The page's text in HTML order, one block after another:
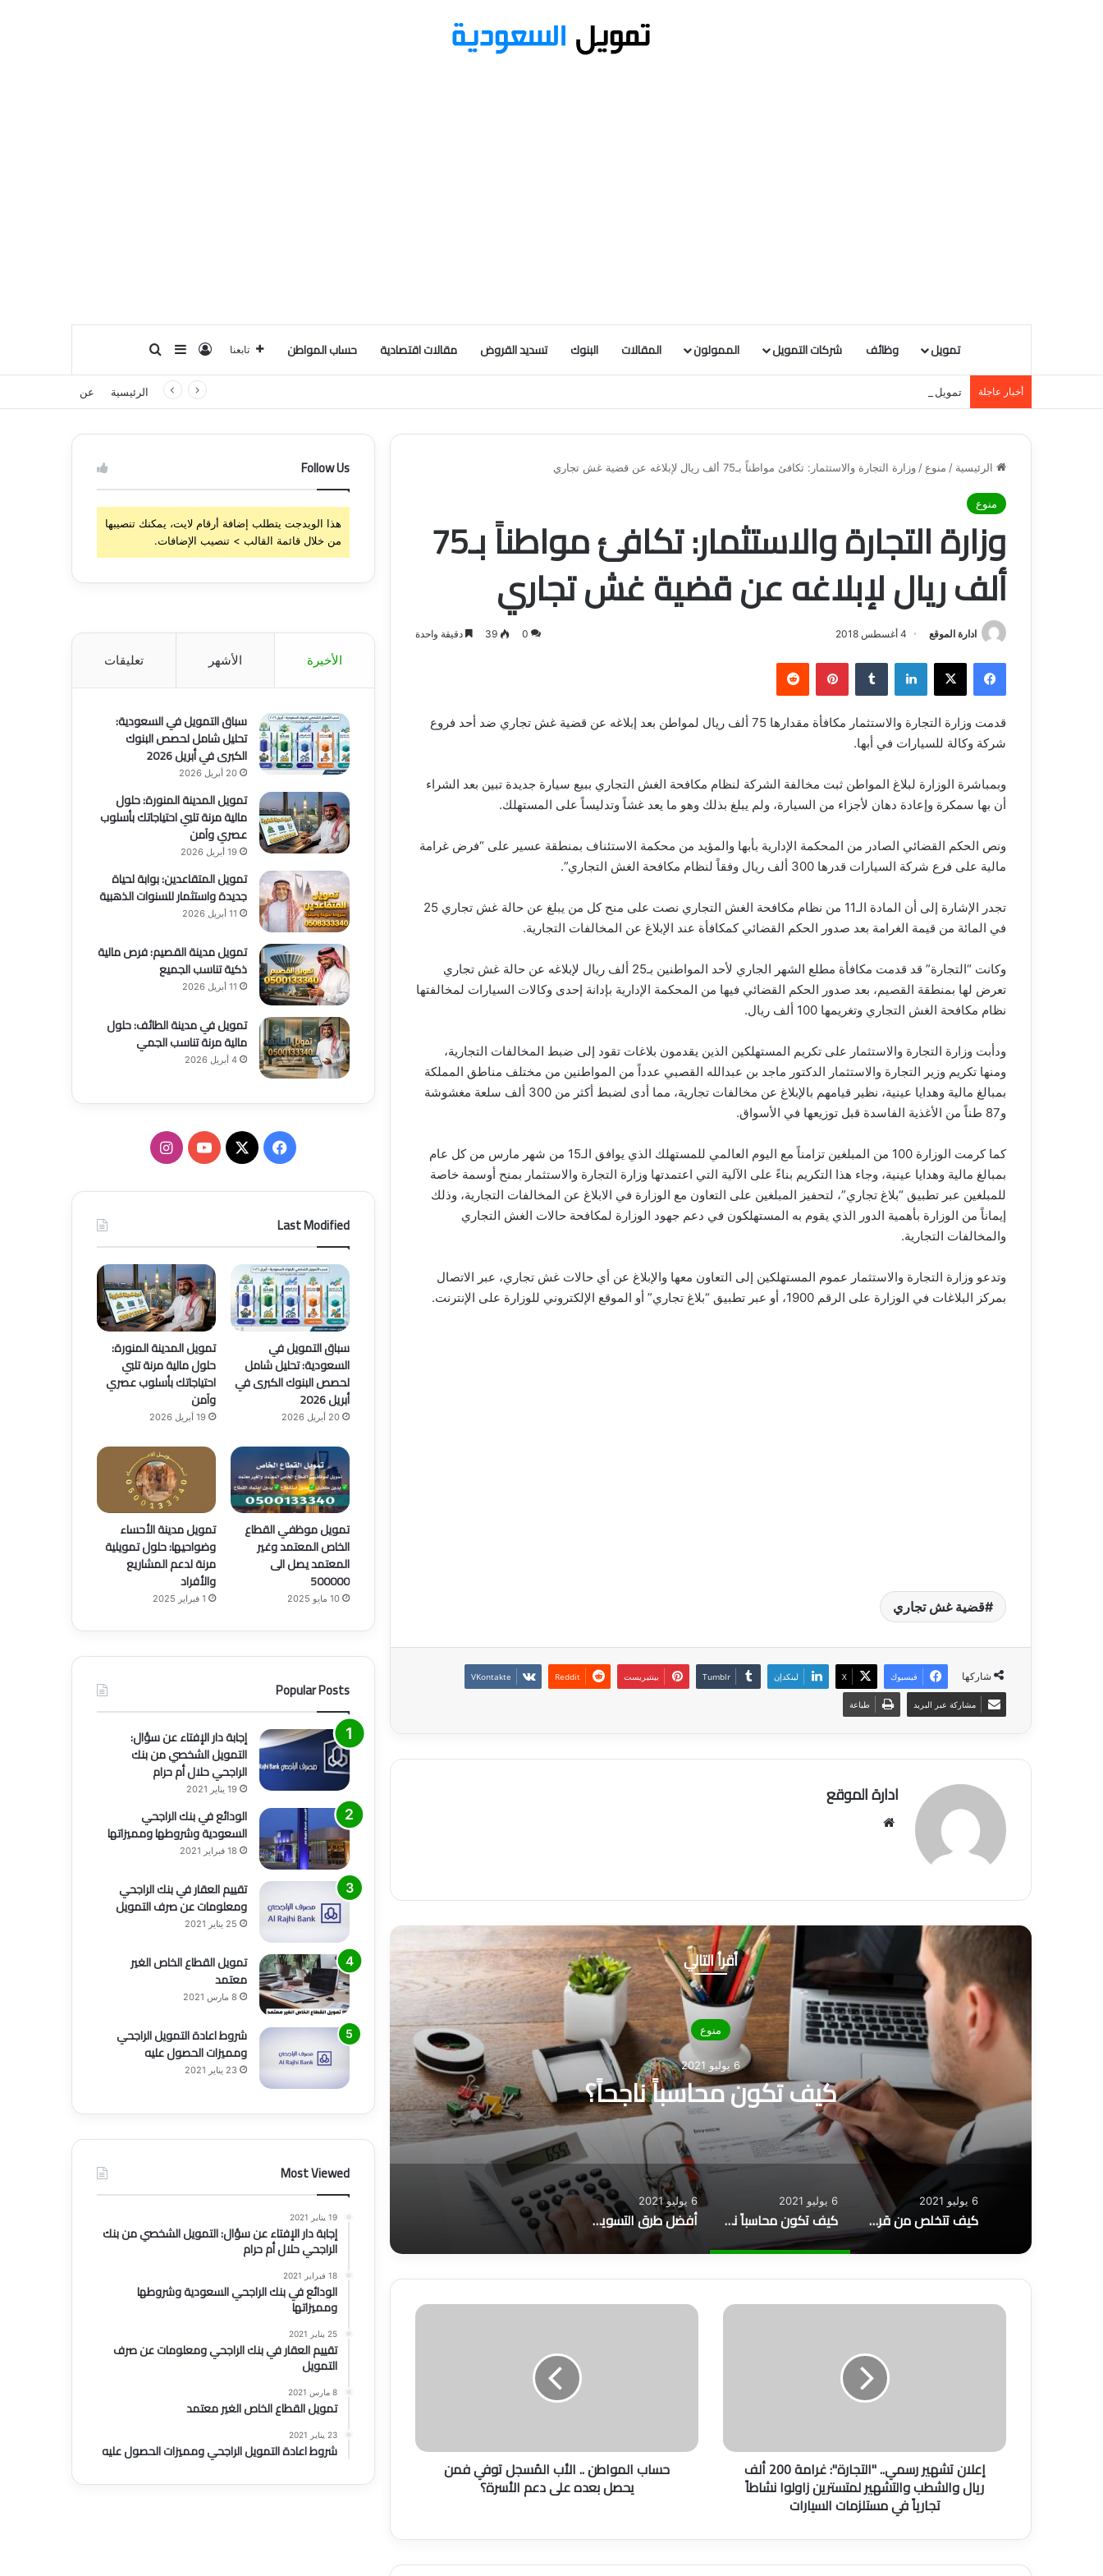
تمويل وظائف شركات التمويل الممولون المقالات البنوك تسديد القروض مقالات اقتصادية حساب المواطن تابعنا تسجيل الدخول
إضافة عمود جانبي
أخبار عاجلة تمويل المدينة المنورة: حلول مالية مرنة تلبي احتياجاتك بأسلوب عصري وآمن الرئيسية عن
الرئيسية / منوع / وزارة التجارة والاستثمار: تكافئ مواطناً بـ75 ألف ريال لإبلاغه عن قضية غش تجاري
منوع
وزارة التجارة والاستثمار: تكافئ مواطناً بـ75
ألف ريال لإبلاغه عن قضية غش تجاري
ادارة الموقع 4 أغسطس 2018 0
39 دقيقة واحدة
فيسبوك لينكدإن بينتيريست
قدمت وزارة التجارة والاستثمار مكافأة مقدارها 75 ألف ريال لمواطن بعد إبلاغه عن قضية غش تجاري ضد أحد فروع
شركة وكالة للسيارات في أبها.
وبمباشرة الوزارة لبلاغ المواطن ثبت مخالفة الشركة لنظام مكافحة الغش التجاري ببيع سيارة جديدة تبين بعد الشراء
أن بها سمكرة وإعادة دهان لأجزاء من السيارة، ولم يبلغ بذلك وهو ما يعد غشاً وتدليساً على المستهلك.
ونص الحكم القضائي الصادر من المحكمة الإدارية بأبها والمؤيد من محكمة الاستئناف بمنطقة عسير على “فرض غرامة
مالية على فرع شركة السيارات قدرها 300 ألف ريال وفقاً لنظام مكافحة الغش التجاري”.
تجدر الإشارة إلى أن المادة الـ11 من نظام مكافحة الغش التجاري نصت على منح كل من يبلغ عن حالة غش تجاري 25
في المائة من قيمة الغرامة بعد صدور الحكم القضائي كمكافأة عند الإبلاغ عن المخالفات التجارية.
وكانت “التجارة” قد قدمت مكافأة مطلع الشهر الجاري لأحد المواطنين بـ25 ألف ريال لإبلاغه عن حالة غش تجاري
تعرض لها بمنطقة القصيم، بعد صدور الحكم القضائي فيها من المحكمة الإدارية بإدانة إحدى وكالات السيارات لمخالفتها
نظام مكافحة الغش التجاري وتغريمها 100 ألف ريال.
ودأبت وزارة التجارة والاستثمار على تكريم المستهلكين الذين يقدمون بلاغات تقود إلى ضبط المخالفات التجارية،
ومنها تكريم وزير التجارة والاستثمار الدكتور ماجد بن عبدالله القصبي عدداً من المواطنين من مختلف مناطق المملكة
بمبالغ مالية وهدايا عينية، نظير قيامهم بالإبلاغ عن مخالفات تجارية، مما أدى لضبط أكثر من 300 ألف سلعة مغشوشة
و87 طناً من الأغذية الفاسدة قبل توزيعها في الأسواق.
كما كرمت الوزارة 100 من المبلغين تزامناً مع اليوم العالمي للمستهلك الذي يوافق الـ15 من شهر مارس من كل عام
بمبالغ مالية وهدايا عينية، وجاء هذا التكريم بناءً على الآلية التي اعتمدتها وزارة التجارة والاستثمار بمنح أوسمة خاصة
للمبلغين عبر تطبيق “بلاغ تجاري”، لتحفيز المبلغين على التعاون مع الوزارة في الابلاغ عن المخالفات التجارية، وذلك
إيماناً من الوزارة بأهمية الدور الذي يقوم به المستهلكون في دعم جهود الوزارة لمكافحة حالات الغش التجاري
والمخالفات التجارية.
وتدعو وزارة التجارة والاستثمار عموم المستهلكين إلى التعاون معها والإبلاغ عن أي حالات غش تجاري، عبر الاتصال
بمركز البلاغات في الوزارة على الرقم 1900، أو عبر تطبيق “بلاغ تجاري” أو الموقع الإلكتروني للوزارة على الإنترنت.
قضية غش تجاري
شاركها فيسبوك ‫X لينكدإن بينتيريست
مشاركة عبر البريد طباعة
ادارة الموقع
أقرأ التالي
منوع
6 يوليو 2021
كيف تكون محاسباً ناجحاً؟ أفضل طرق التسويق وأهم 6 أنواع
6 يوليو 2021
كيف تتخلص من قرض البنك؟
6 يوليو 2021
كيف تكون محاسباً ناجحاً؟
6 يوليو 2021
أفضل طرق التسويق وأهم 6 أنواع منها
إ
ي
ي
إعلان تشهير رسمي.. "التجارة": غرامة 200 ألف
ريال والشطب والتشهير لمتسترين زاولوا نشاطاً
تجارياً في مستلزمات السيارات
ح
ا
ا
حساب المواطن .. الأب المُسجل توفي فمن
يحصل بعده على دعم الأسرة؟
Follow Us
هذا الويدجت يتطلب إضافة أرقام لايت، يمكنك تنصيبها
من خلال قائمة القالب > تنصيب الإضافات.
الأخيرة الأشهر تعليقات
سباق التمويل في السعودية:
تحليل شامل لحصص البنوك
الكبرى في أبريل 2026
20 أبريل 2026
تمويل المدينة المنورة: حلول
مالية مرنة تلبي احتياجاتك بأسلوب
عصري وآمن
19 أبريل 2026
تمويل المتقاعدين: بوابة لحياة
جديدة واستثمار للسنوات الذهبية
11 أبريل 2026
تمويل مدينة القصيم: فرص مالية
ذكية تناسب الجميع
11 أبريل 2026
تمويل في مدينة الطائف: حلول
مالية مرنة تناسب الجمي
4 أبريل 2026
ف
ب
و
ك
u
T
u
b
e
ا
ت
ق
ر
ا
م
Last Modified
سباق التمويل في
السعودية: تحليل شامل
لحصص البنوك الكبرى في
أبريل 2026
20 أبريل 2026
تمويل المدينة المنورة:
حلول مالية مرنة تلبي
احتياجاتك بأسلوب عصري
وآمن
19 أبريل 2026
تمويل موظفي القطاع
الخاص المعتمد وغير
المعتمد يصل الى
500000
10 مايو 2025
تمويل مدينة الأحساء
وضواحيها: حلول تمويلية
مرنة لدعم المشاريع
والأفراد
1 فبراير 2025
Popular Posts
إجابة دار الإفتاء عن سؤال:
التمويل الشخصي من بنك
الراجحي حلال أم حرام
19 يناير 2021
الودائع في بنك الراجحي
السعودية وشروطها ومميزاتها
18 فبراير 2021
تقييم العقار في بنك الراجحي
ومعلومات عن صرف التمويل
25 يناير 2021
تمويل القطاع الخاص الغير
معتمد
8 مارس 2021
شروط اعادة التمويل الراجحي
ومميزات الحصول عليه
23 يناير 2021
Most Viewed
19 يناير 2021
إجابة دار الإفتاء عن سؤال: التمويل الشخصي من بنك
الراجحي حلال أم حرام
18 فبراير 2021
الودائع في بنك الراجحي السعودية وشروطها
ومميزاتها
25 يناير 2021
تقييم العقار في بنك الراجحي ومعلومات عن صرف
التمويل
8 مارس 2021
تمويل القطاع الخاص الغير معتمد
23 يناير 2021
شروط اعادة التمويل الراجحي ومميزات الحصول عليه